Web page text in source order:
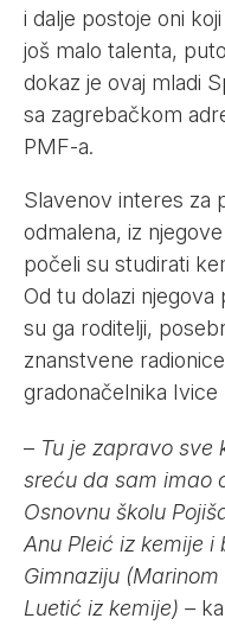
i dalje postoje oni
još malo talenta,
dokaz je ovaj mladi
sa zagrebačkom
PMF-a.
Slavenov interes za
odmalena, iz
počeli su studirati
Od tu dolazi njegova
su ga roditelji,
znanstvene
gradonačelnika Ivice
– Tu je zapravo sve
sreću da sam imao
Osnovnu školu
Anu Pleić iz kemije i
Gimnaziju
Luetić iz kemije) –